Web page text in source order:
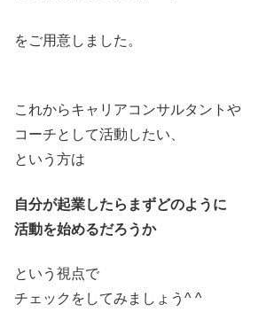
をご用意しました。
これからキャリアコンサルタントや
コーチとして活動したい、
という方は
自分が起業したらまずどのように
活動を始めるだろうか
という視点で
チェックをしてみましょう^ ^